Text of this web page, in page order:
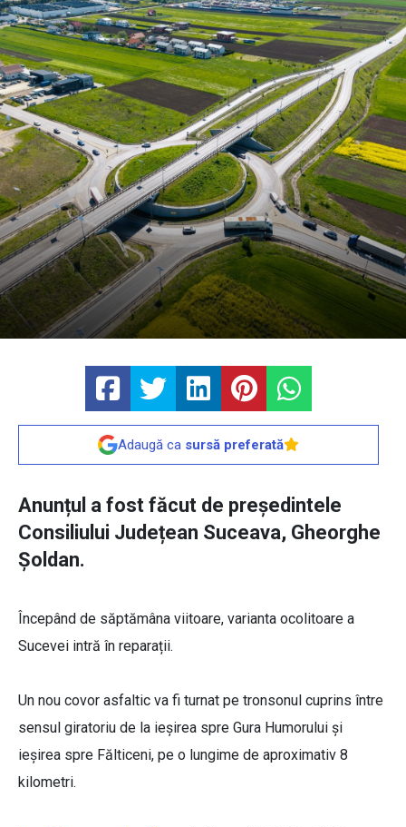
Adaugă ca sursă preferată
Anunțul a fost făcut de președintele
Consiliului Județean Suceava, Gheorghe
Șoldan.
Începând de săptămâna viitoare, varianta ocolitoare a
Sucevei intră în reparații.
Un nou covor asfaltic va fi turnat pe tronsonul cuprins între
sensul giratoriu de la ieșirea spre Gura Humorului și
ieșirea spre Fălticeni, pe o lungime de aproximativ 8
kilometri.